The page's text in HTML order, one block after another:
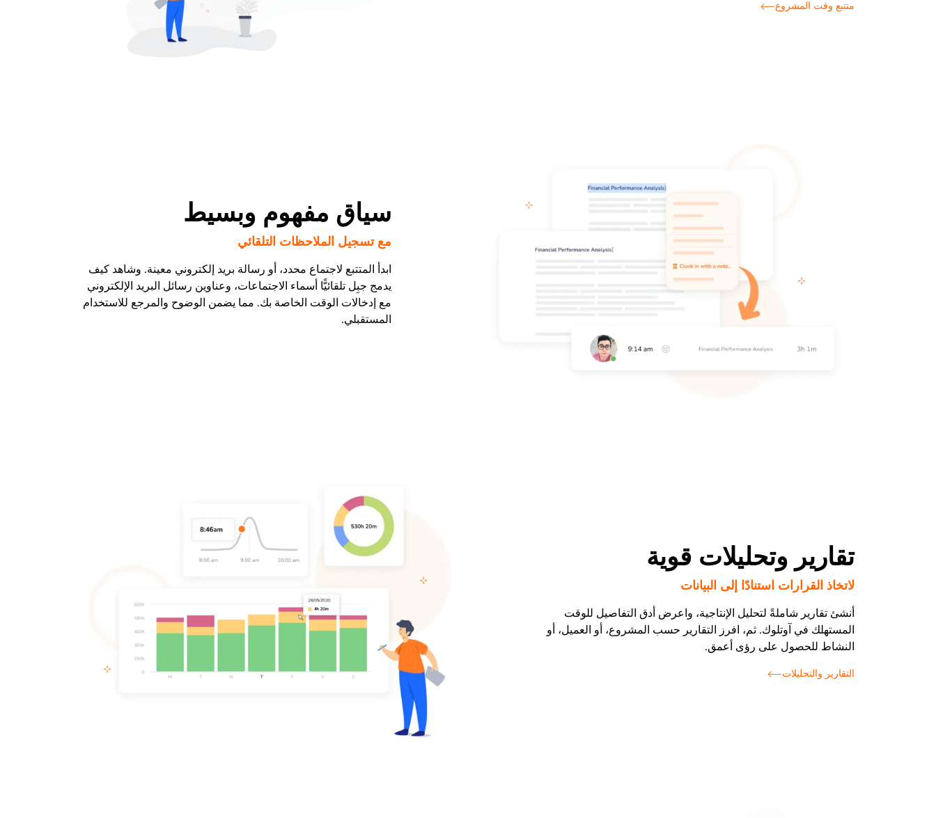
متتبع وقت المشروع
سياق مفهوم وبسيط
مع تسجيل الملاحظات التلقائي
ابدأ المتتبع لاجتماع محدد، أو رسالة بريد إلكتروني معينة. وشاهد كيف
يدمج جبِل تلقائيًّا أسماء الاجتماعات، وعناوين رسائل البريد الإلكتروني
مع إدخالات الوقت الخاصة بك. مما يضمن الوضوح والمرجع للاستخدام
المستقبلي.
تقارير وتحليلات قوية
لاتخاذ القرارات استنادًا إلى البيانات
أنشئ تقارير شاملةً لتحليل الإنتاجية، واعرض أدق التفاصيل للوقت
المستهلك في آوتلوك. ثم، افرز التقارير حسب المشروع، أو العميل، أو
النشاط للحصول على رؤى أعمق.
التقارير والتحليلات